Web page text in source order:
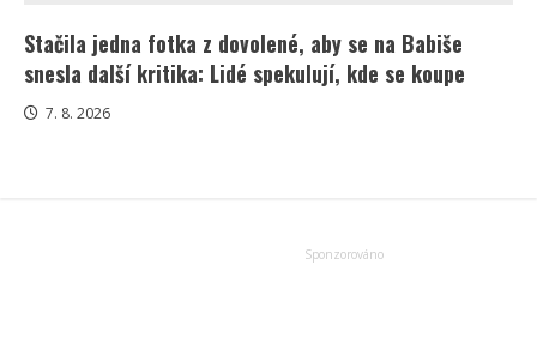
Stačila jedna fotka z dovolené, aby se na Babiše
snesla další kritika: Lidé spekulují, kde se koupe
7. 8. 2026